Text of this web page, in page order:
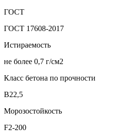
ГОСТ
ГОСТ 17608-2017
Истираемость
не более 0,7 г/см2
Класс бетона по прочности
В22,5
Морозостойкость
F2-200